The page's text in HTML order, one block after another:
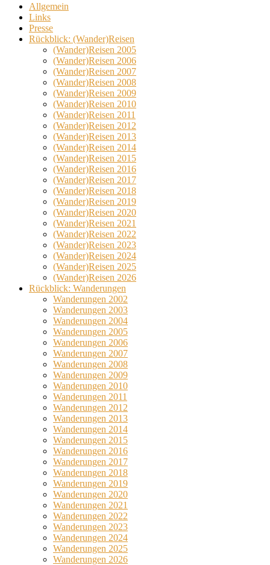
Allgemein
Links
Presse
Rückblick: (Wander)Reisen
(Wander)Reisen 2005
(Wander)Reisen 2006
(Wander)Reisen 2007
(Wander)Reisen 2008
(Wander)Reisen 2009
(Wander)Reisen 2010
(Wander)Reisen 2011
(Wander)Reisen 2012
(Wander)Reisen 2013
(Wander)Reisen 2014
(Wander)Reisen 2015
(Wander)Reisen 2016
(Wander)Reisen 2017
(Wander)Reisen 2018
(Wander)Reisen 2019
(Wander)Reisen 2020
(Wander)Reisen 2021
(Wander)Reisen 2022
(Wander)Reisen 2023
(Wander)Reisen 2024
(Wander)Reisen 2025
(Wander)Reisen 2026
Rückblick: Wanderungen
Wanderungen 2002
Wanderungen 2003
Wanderungen 2004
Wanderungen 2005
Wanderungen 2006
Wanderungen 2007
Wanderungen 2008
Wanderungen 2009
Wanderungen 2010
Wanderungen 2011
Wanderungen 2012
Wanderungen 2013
Wanderungen 2014
Wanderungen 2015
Wanderungen 2016
Wanderungen 2017
Wanderungen 2018
Wanderungen 2019
Wanderungen 2020
Wanderungen 2021
Wanderungen 2022
Wanderungen 2023
Wanderungen 2024
Wanderungen 2025
Wanderungen 2026